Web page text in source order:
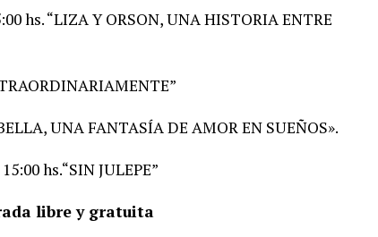
hs. “LIZA Y ORSON, UNA HISTORIA ENTRE
UNA FANTASÍA DE AMOR EN SUEÑOS».
15:00 hs.“SIN JULEPE”
libre y gratuita